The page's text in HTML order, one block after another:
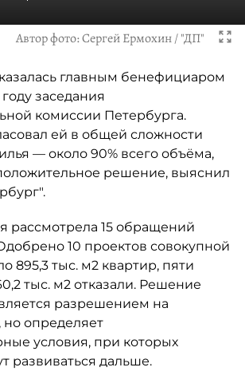
Автор фото:Сергей Ермохин / "ДП"
главным бенефициаром
заседания
комиссии Петербурга.
ей в общей сложности
— около 90% всего объёма,
решение, выяснил
рассмотрела 15 обращений
10 проектов совокупной
895,3 тыс. м2 квартир, пяти
тыс. м2 отказали. Решение
разрешением на
но определяет
условия, при которых
развиваться дальше.